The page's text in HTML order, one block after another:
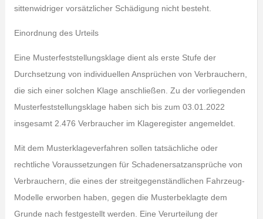
sittenwidriger vorsätzlicher Schädigung nicht besteht.
Einordnung des Urteils
Eine Musterfeststellungsklage dient als erste Stufe der
Durchsetzung von individuellen Ansprüchen von Verbrauchern,
die sich einer solchen Klage anschließen. Zu der vorliegenden
Musterfeststellungsklage haben sich bis zum 03.01.2022
insgesamt 2.476 Verbraucher im Klageregister angemeldet.
Mit dem Musterklageverfahren sollen tatsächliche oder
rechtliche Voraussetzungen für Schadenersatzansprüche von
Verbrauchern, die eines der streitgegenständlichen Fahrzeug-
Modelle erworben haben, gegen die Musterbeklagte dem
Grunde nach festgestellt werden. Eine Verurteilung der